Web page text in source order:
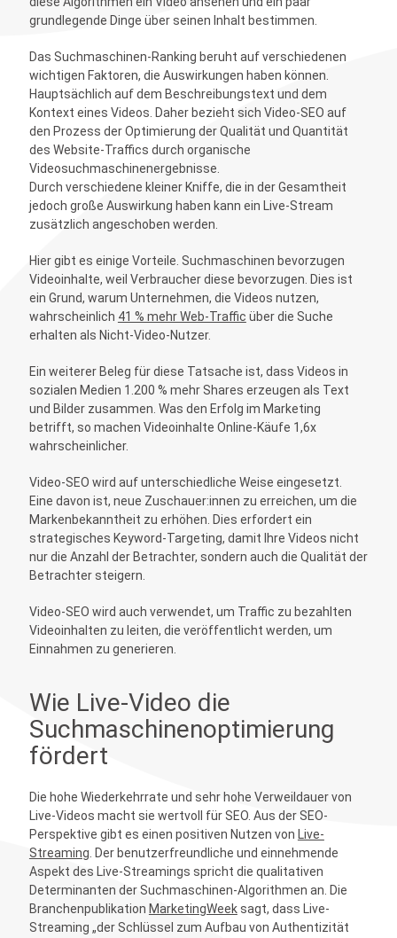
grundlegende Dinge über seinen Inhalt bestimmen.
Das Suchmaschinen-Ranking beruht auf verschiedenen
wichtigen Faktoren, die Auswirkungen haben können.
Hauptsächlich auf dem Beschreibungstext und dem
Kontext eines Videos. Daher bezieht sich Video-SEO auf
den Prozess der Optimierung der Qualität und Quantität
des Website-Traffics durch organische
Videosuchmaschinenergebnisse.
Durch verschiedene kleiner Kniffe, die in der Gesamtheit
jedoch große Auswirkung haben kann ein Live-Stream
zusätzlich angeschoben werden.
Hier gibt es einige Vorteile. Suchmaschinen bevorzugen
Videoinhalte, weil Verbraucher diese bevorzugen. Dies ist
ein Grund, warum Unternehmen, die Videos nutzen,
wahrscheinlich 41 % mehr Web-Traffic über die Suche
erhalten als Nicht-Video-Nutzer.
Ein weiterer Beleg für diese Tatsache ist, dass Videos in
sozialen Medien 1.200 % mehr Shares erzeugen als Text
und Bilder zusammen. Was den Erfolg im Marketing
betrifft, so machen Videoinhalte Online-Käufe 1,6x
wahrscheinlicher.
Video-SEO wird auf unterschiedliche Weise eingesetzt.
Eine davon ist, neue Zuschauer:innen zu erreichen, um die
Markenbekanntheit zu erhöhen. Dies erfordert ein
strategisches Keyword-Targeting, damit Ihre Videos nicht
nur die Anzahl der Betrachter, sondern auch die Qualität der
Betrachter steigern.
Video-SEO wird auch verwendet, um Traffic zu bezahlten
Videoinhalten zu leiten, die veröffentlicht werden, um
Einnahmen zu generieren.
Wie Live-Video die
Suchmaschinenoptimierung
fördert
Die hohe Wiederkehrrate und sehr hohe Verweildauer von
Live-Videos macht sie wertvoll für SEO. Aus der SEO-
Perspektive gibt es einen positiven Nutzen von Live-
Streaming. Der benutzerfreundliche und einnehmende
Aspekt des Live-Streamings spricht die qualitativen
Determinanten der Suchmaschinen-Algorithmen an. Die
Branchenpublikation MarketingWeeksagt, dass Live-
Streaming „der Schlüssel zum Aufbau von Authentizität